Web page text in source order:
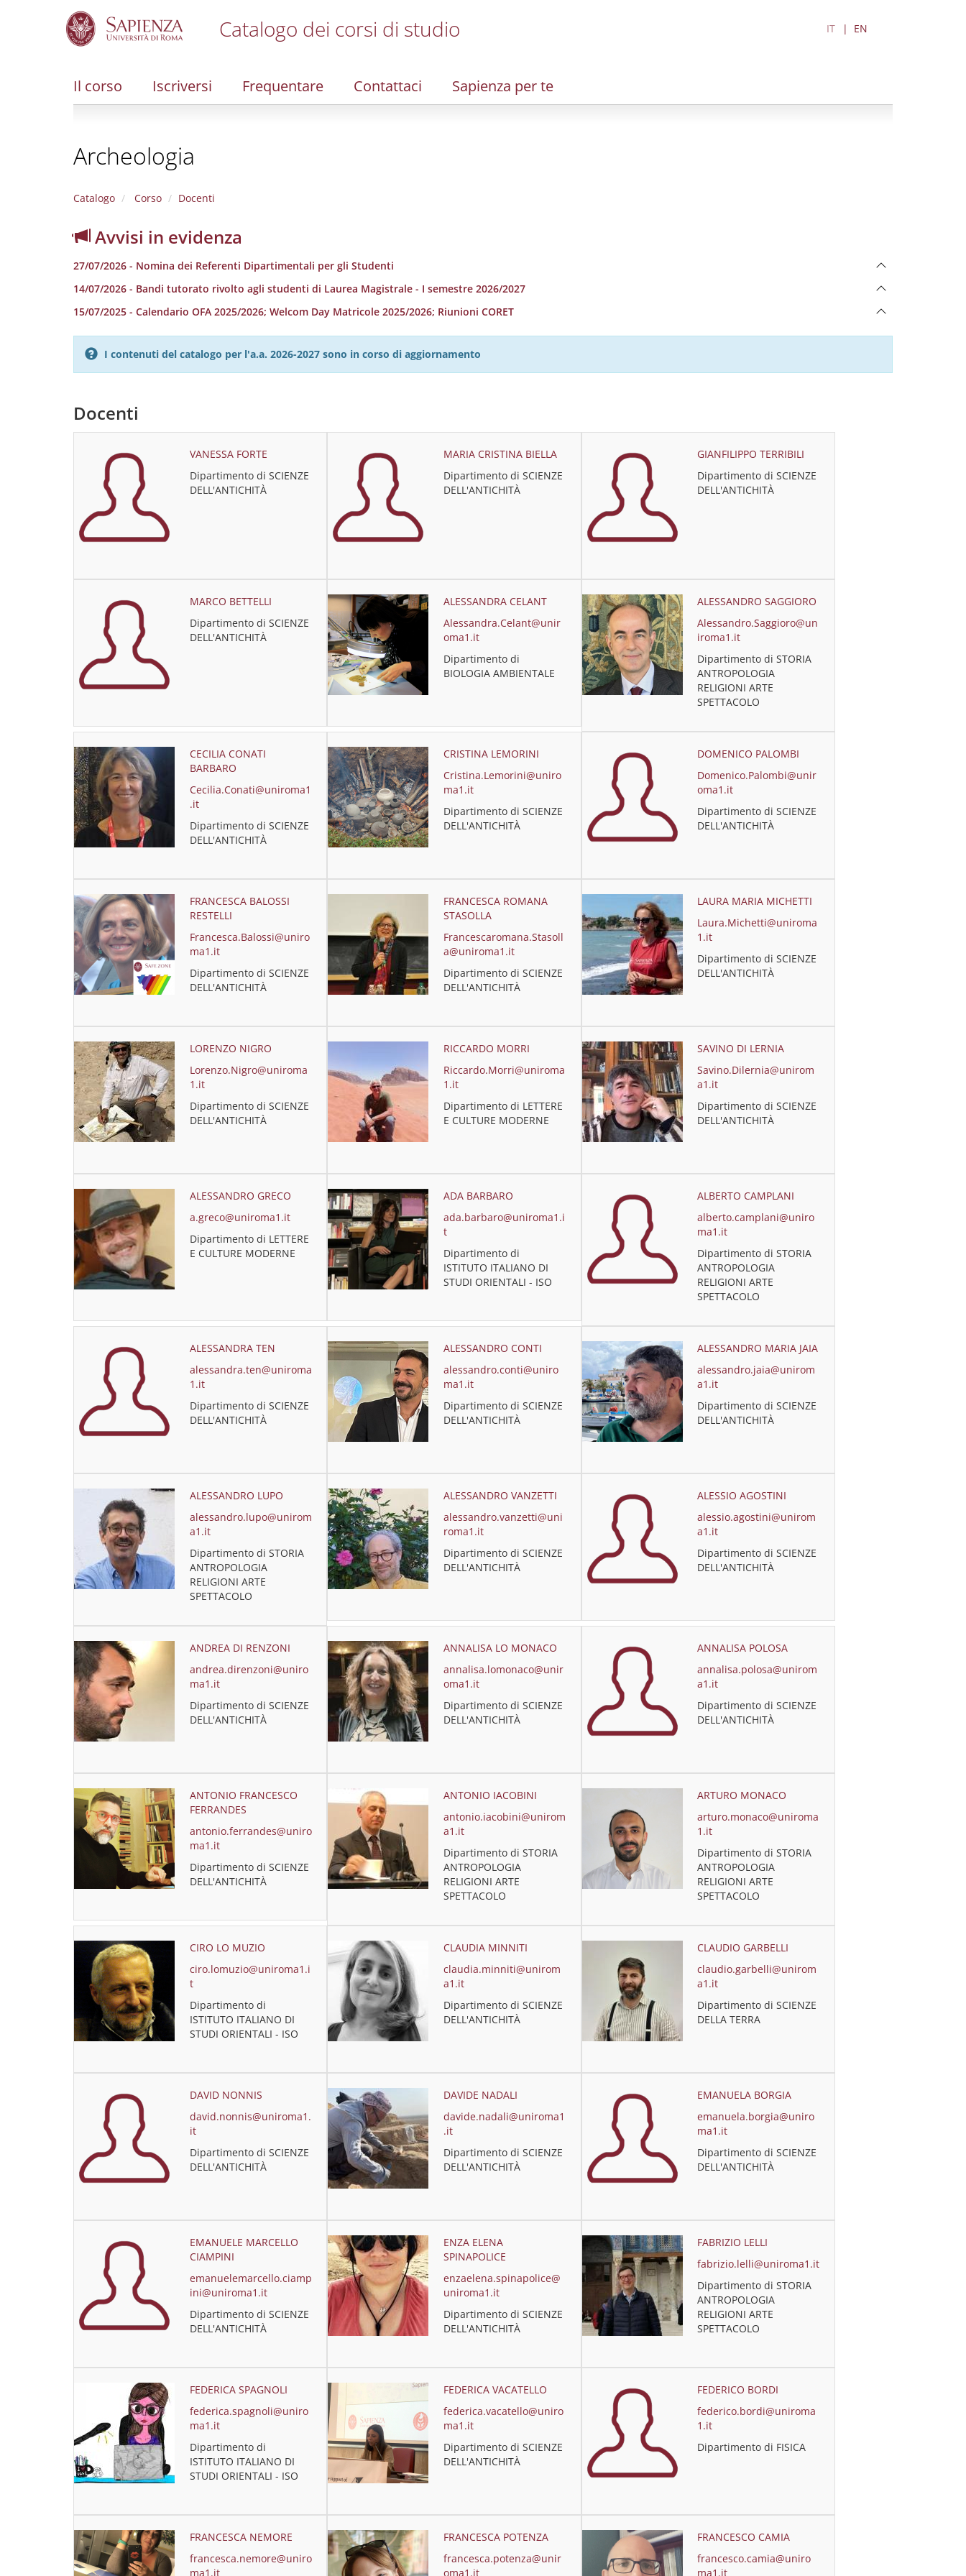
Catalogo dei corsi di studio IT EN
Il corso Iscriversi Frequentare Contattaci Sapienza per te
Archeologia
Catalogo Corso Docenti
Avvisi in evidenza
27/07/2026 - Nomina dei Referenti Dipartimentali per gli Studenti
14/07/2026 - Bandi tutorato rivolto agli studenti di Laurea Magistrale - I semestre 2026/2027
15/07/2025 - Calendario OFA 2025/2026; Welcom Day Matricole 2025/2026; Riunioni CORET
I contenuti del catalogo per l'a.a. 2026-2027 sono in corso di aggiornamento
Docenti
VANESSA FORTE
Dipartimento di SCIENZE
DELL'ANTICHITÀ
MARIA CRISTINA BIELLA
Dipartimento di SCIENZE
DELL'ANTICHITÀ
GIANFILIPPO TERRIBILI
Dipartimento di SCIENZE
DELL'ANTICHITÀ
MARCO BETTELLI
Dipartimento di SCIENZE
DELL'ANTICHITÀ
ALESSANDRA CELANT
Alessandra.Celant@unir
oma1.it
Dipartimento di
BIOLOGIA AMBIENTALE
ALESSANDRO SAGGIORO
Alessandro.Saggioro@un
iroma1.it
Dipartimento di STORIA
ANTROPOLOGIA
RELIGIONI ARTE
SPETTACOLO
CECILIA CONATI
BARBARO
Cecilia.Conati@uniroma1
.it
Dipartimento di SCIENZE
DELL'ANTICHITÀ
CRISTINA LEMORINI
Cristina.Lemorini@uniro
ma1.it
Dipartimento di SCIENZE
DELL'ANTICHITÀ
DOMENICO PALOMBI
Domenico.Palombi@unir
oma1.it
Dipartimento di SCIENZE
DELL'ANTICHITÀ
FRANCESCA BALOSSI
RESTELLI
Francesca.Balossi@uniro
ma1.it
Dipartimento di SCIENZE
DELL'ANTICHITÀ
FRANCESCA ROMANA
STASOLLA
Francescaromana.Stasoll
a@uniroma1.it
Dipartimento di SCIENZE
DELL'ANTICHITÀ
LAURA MARIA MICHETTI
Laura.Michetti@uniroma
1.it
Dipartimento di SCIENZE
DELL'ANTICHITÀ
LORENZO NIGRO
Lorenzo.Nigro@uniroma
1.it
Dipartimento di SCIENZE
DELL'ANTICHITÀ
RICCARDO MORRI
Riccardo.Morri@uniroma
1.it
Dipartimento di LETTERE
E CULTURE MODERNE
SAVINO DI LERNIA
Savino.Dilernia@unirom
a1.it
Dipartimento di SCIENZE
DELL'ANTICHITÀ
ALESSANDRO GRECO
a.greco@uniroma1.it
Dipartimento di LETTERE
E CULTURE MODERNE
ADA BARBARO
ada.barbaro@uniroma1.i
t
Dipartimento di
ISTITUTO ITALIANO DI
STUDI ORIENTALI - ISO
ALBERTO CAMPLANI
alberto.camplani@uniro
ma1.it
Dipartimento di STORIA
ANTROPOLOGIA
RELIGIONI ARTE
SPETTACOLO
ALESSANDRA TEN
alessandra.ten@uniroma
1.it
Dipartimento di SCIENZE
DELL'ANTICHITÀ
ALESSANDRO CONTI
alessandro.conti@uniro
ma1.it
Dipartimento di SCIENZE
DELL'ANTICHITÀ
ALESSANDRO MARIA JAIA
alessandro.jaia@unirom
a1.it
Dipartimento di SCIENZE
DELL'ANTICHITÀ
ALESSANDRO LUPO
alessandro.lupo@unirom
a1.it
Dipartimento di STORIA
ANTROPOLOGIA
RELIGIONI ARTE
SPETTACOLO
ALESSANDRO VANZETTI
alessandro.vanzetti@uni
roma1.it
Dipartimento di SCIENZE
DELL'ANTICHITÀ
ALESSIO AGOSTINI
alessio.agostini@unirom
a1.it
Dipartimento di SCIENZE
DELL'ANTICHITÀ
ANDREA DI RENZONI
andrea.direnzoni@uniro
ma1.it
Dipartimento di SCIENZE
DELL'ANTICHITÀ
ANNALISA LO MONACO
annalisa.lomonaco@unir
oma1.it
Dipartimento di SCIENZE
DELL'ANTICHITÀ
ANNALISA POLOSA
annalisa.polosa@unirom
a1.it
Dipartimento di SCIENZE
DELL'ANTICHITÀ
ANTONIO FRANCESCO
FERRANDES
antonio.ferrandes@uniro
ma1.it
Dipartimento di SCIENZE
DELL'ANTICHITÀ
ANTONIO IACOBINI
antonio.iacobini@unirom
a1.it
Dipartimento di STORIA
ANTROPOLOGIA
RELIGIONI ARTE
SPETTACOLO
ARTURO MONACO
arturo.monaco@uniroma
1.it
Dipartimento di STORIA
ANTROPOLOGIA
RELIGIONI ARTE
SPETTACOLO
CIRO LO MUZIO
ciro.lomuzio@uniroma1.i
t
Dipartimento di
ISTITUTO ITALIANO DI
STUDI ORIENTALI - ISO
CLAUDIA MINNITI
claudia.minniti@unirom
a1.it
Dipartimento di SCIENZE
DELL'ANTICHITÀ
CLAUDIO GARBELLI
claudio.garbelli@unirom
a1.it
Dipartimento di SCIENZE
DELLA TERRA
DAVID NONNIS
david.nonnis@uniroma1.
it
Dipartimento di SCIENZE
DELL'ANTICHITÀ
DAVIDE NADALI
davide.nadali@uniroma1
.it
Dipartimento di SCIENZE
DELL'ANTICHITÀ
EMANUELA BORGIA
emanuela.borgia@uniro
ma1.it
Dipartimento di SCIENZE
DELL'ANTICHITÀ
EMANUELE MARCELLO
CIAMPINI
emanuelemarcello.ciamp
ini@uniroma1.it
Dipartimento di SCIENZE
DELL'ANTICHITÀ
ENZA ELENA
SPINAPOLICE
enzaelena.spinapolice@
uniroma1.it
Dipartimento di SCIENZE
DELL'ANTICHITÀ
FABRIZIO LELLI
fabrizio.lelli@uniroma1.it
Dipartimento di STORIA
ANTROPOLOGIA
RELIGIONI ARTE
SPETTACOLO
FEDERICA SPAGNOLI
federica.spagnoli@uniro
ma1.it
Dipartimento di
ISTITUTO ITALIANO DI
STUDI ORIENTALI - ISO
FEDERICA VACATELLO
federica.vacatello@uniro
ma1.it
Dipartimento di SCIENZE
DELL'ANTICHITÀ
FEDERICO BORDI
federico.bordi@uniroma
1.it
Dipartimento di FISICA
FRANCESCA NEMORE
francesca.nemore@uniro
ma1.it
FRANCESCA POTENZA
francesca.potenza@unir
oma1.it
FRANCESCO CAMIA
francesco.camia@uniro
ma1.it